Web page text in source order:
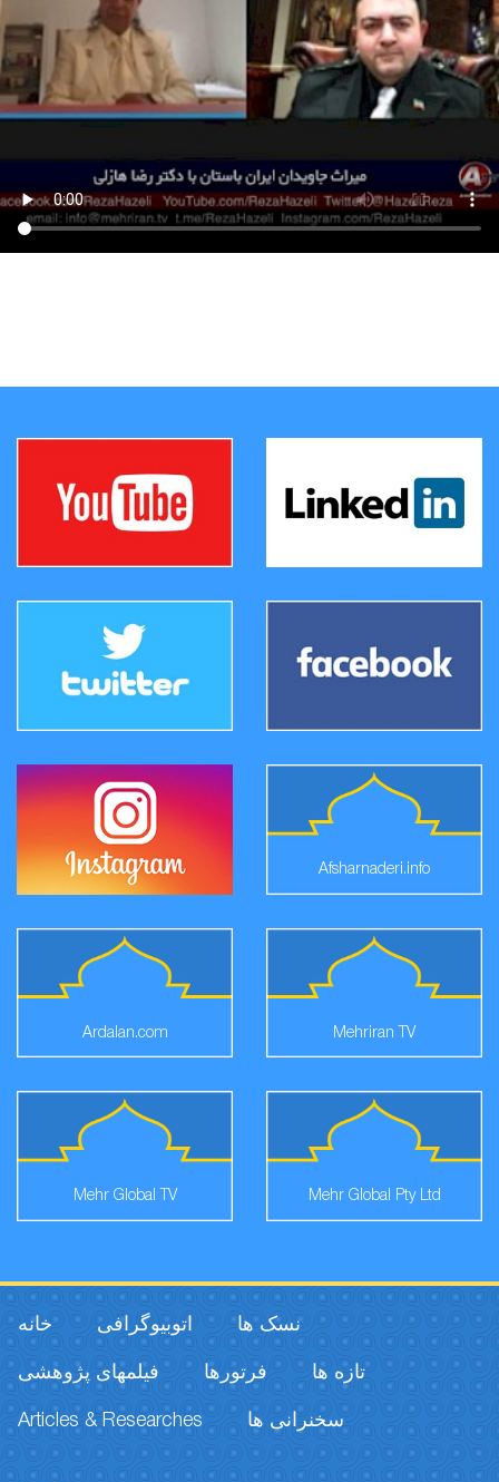
Afsharnaderi.info
Ardalan.com Mehriran TV
Mehr Global TV Mehr Global Pty Ltd
خانه اتوبیوگرافی نسک ها
فیلمهای پژوهشی فرتورها تازه ها
Articles & Researches سخنرانی ها